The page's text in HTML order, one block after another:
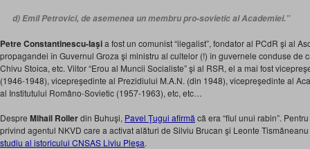
d) Emil Petrovici, de asemenea un membru pro-sovietic al Academiei.”
Petre Constantinescu-Iaşia fost un comunist “ilegalist”, fondator al PCdR şi al
propagandei în Guvernul Groza şi ministru al cultelor (!) în guvernele conduse de
Chivu Stoica, etc. Viitor “Erou al Muncii Socialiste” şi al RSR, el a mai fost
(1946-1948), vicepreşedinte al Prezidiului M.A.N. (din 1948), vicepreşedinte al
al Institutului Româno-Sovietic (1957-1963), etc, etc…
Despre Mihail Rollerdin Buhuşi, Pavel Ţugui afirmă că era “fiul unui rabin”.
privind agentul NKVD care a activat alături de Silviu Brucan şi Leonte
studiu al istoricului CNSAS Liviu Pleşa.